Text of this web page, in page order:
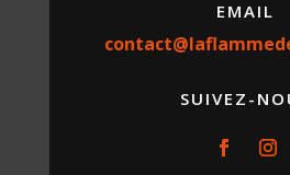
EMAIL
SUIVEZ-